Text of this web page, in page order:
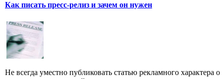
Как писать пресс-релиз и зачем он нужен
Не всегда уместно публиковать статью рекламного